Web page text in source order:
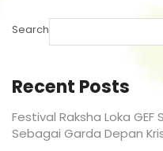
Search
Recent Posts
Festival Raksha Loka
Sebagai Garda Depan